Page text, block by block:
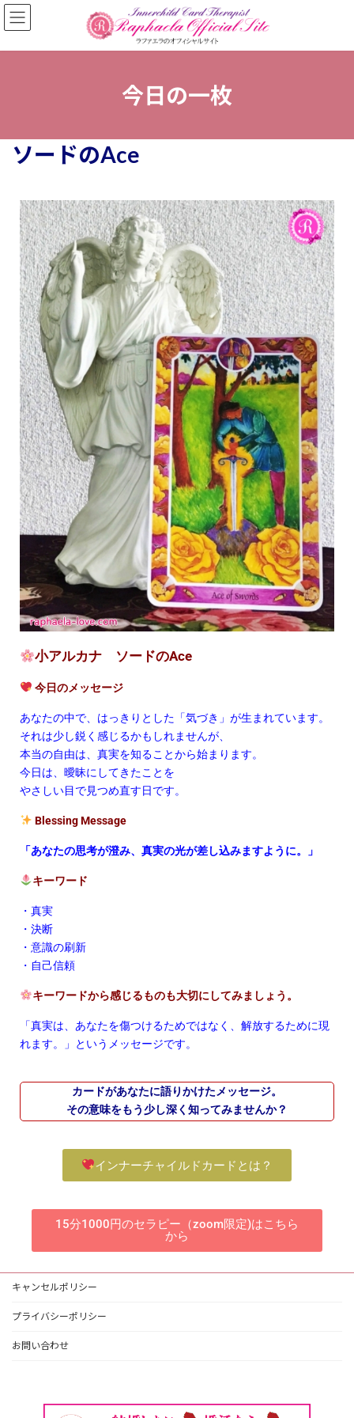
今日の一枚
ソードのAce
小アルカナ ソードのAce
今日のメッセージ
あなたの中で、はっきりとした「気づき」が生まれています。
それは少し鋭く感じるかもしれませんが、
本当の自由は、真実を知ることから始まります。
今日は、曖昧にしてきたことを
やさしい目で見つめ直す日です。
Blessing Message
「あなたの思考が澄み、真実の光が差し込みますように。」
キーワード
・真実
・決断
・意識の刷新
・自己信頼
キーワードから感じるものも大切にしてみましょう。
「真実は、あなたを傷つけるためではなく、解放するために現
れます。」というメッセージです。
カードがあなたに語りかけたメッセージ。
その意味をもう少し深く知ってみませんか？
インナーチャイルドカードとは？
15分1000円のセラピー（zoom限定)はこちら
から
キャンセルポリシー
プライバシーポリシー
お問い合わせ